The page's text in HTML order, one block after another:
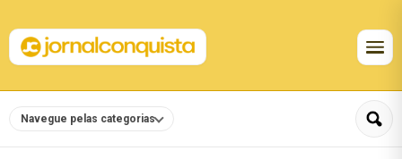
Navegue pelas categorias